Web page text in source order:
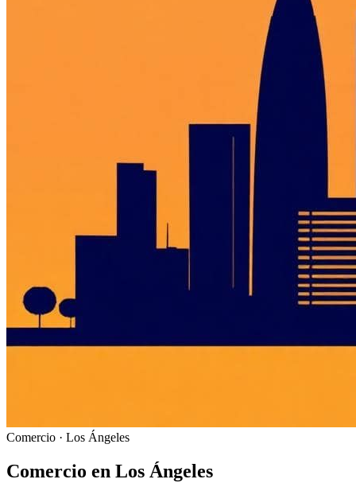
Comercio · Los Ángeles
Comercio en Los Ángeles